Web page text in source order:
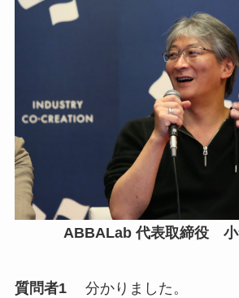
ABBALab 代表取締役 小
質問者1分かりました。